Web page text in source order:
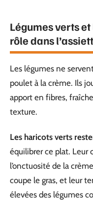
Légumes verts
rôle dans
Les légumes ne
poulet à la crème. Ils
apport en fibres,
texture.
Les haricots verts
équilibrer ce plat. Leur
l’onctuosité de la
coupe le gras, et leur
élevées des légumes